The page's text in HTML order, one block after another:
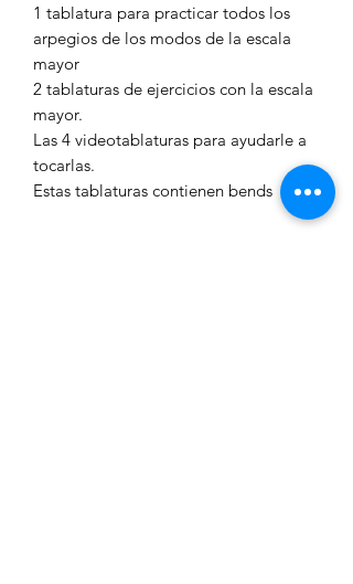
1 tablatura para practicar todos los
arpegios de los modos de la escala
mayor
2 tablaturas de ejercicios con la escala
mayor.
Las 4 videotablaturas para ayudarle a
tocarlas.
Estas tablaturas contienen bends